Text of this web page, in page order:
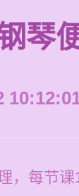
琴
，每节